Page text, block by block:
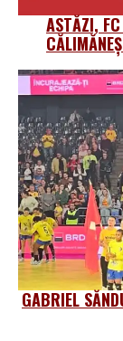
ASTĂZI,
GABRIEL